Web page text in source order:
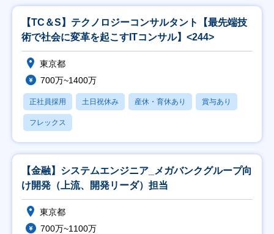
【TC＆S】テクノロジーコンサルタント【最先端技
術で社会に変革を起こすITコンサル】<244>
東京都
700万~1400万
正社員採用 土日祝休み 産休・育休あり 賞与あり
フレックス
【金融】システムエンジニア_メガバンクグループ向
け開発（上流、開発リーダ）担当
東京都
700万~1100万